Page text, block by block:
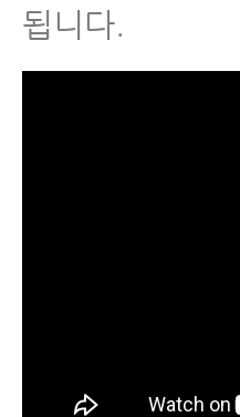
됩니다.